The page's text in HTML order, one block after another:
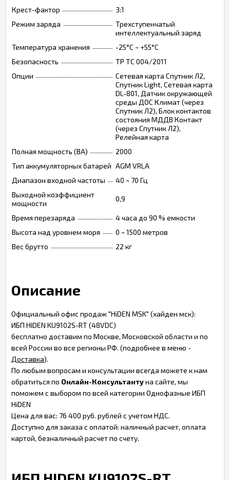
Крест-фактор
3:1
Режим заряда
Трехступенчатый
интеллектуальный заряд
Температура хранения
-25°C ~ +55°C
Безопасность
ТР ТС 004/2011
Опции
Сетевая карта Спутник Л2,
Спутник Light, Сетевая карта
DL-801, Датчик окружающей
среды ДОС Климат (через
Спутник Л2), Блок контактов
состояния МДДВ Контакт
(через Спутник Л2),
Релейная карта
Полная мощность (ВА)
2000
Тип аккумуляторных батарей AGM VRLA
Диапазон входной частоты
40 ~ 70 Гц
Выходной коэффициент
мощности
0,9
Время перезаряда
4 часа до 90 % емкости
Высота над уровнем моря
0 ~ 1500 метров
Вес брутто
22 кг
Описание
Официальный офис продаж "HiDEN MSK" (хайден мск):
ИБП HIDEN KU9102S-RT (48VDC)
бесплатно доставим по Москве, Московской области и по
всей России во все регионы РФ. (подробнее в меню -
Доставка).
По любым вопросам и консультации всегда можете к нам
обратиться по Онлайн-Консультантуна сайте, мы
поможем с выбором по всей категории Однофазные ИБП
HiDEN
Цена для вас: 76 400 руб. рублей с учетом НДС.
Доступно для заказа с оплатой: наличный расчет, оплата
картой, безналичный расчет по счету.